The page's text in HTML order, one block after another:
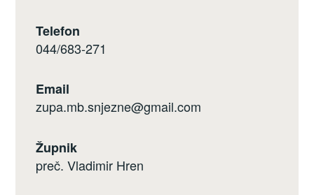
Telefon
044/683-271
Email
zupa.mb.snjezne@gmail.com
Župnik
preč. Vladimir Hren